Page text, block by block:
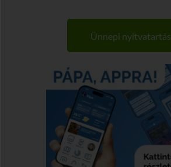
Ünnepi nyitvatartás